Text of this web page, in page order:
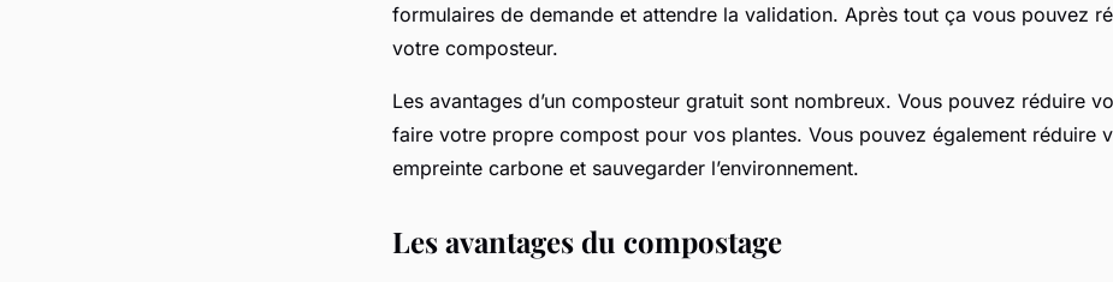
formulaires de demande et attendre la validation. Après tout ça vous pouvez
votre composteur.
Les avantages d’un composteur gratuit sont nombreux. Vous pouvez réduire
faire votre propre compost pour vos plantes. Vous pouvez également réduire
empreinte carbone et sauvegarder l’environnement.
Les avantages du compostage